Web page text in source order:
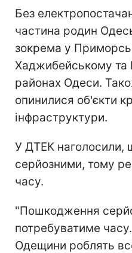
Без
частина родин
зокрема у
Хаджибейському та
районах Одеси.
опинилися об'єкти
інфраструктури.
У ДТЕК
серйозними, тому
часу.
"Пошкодження
потребуватиме часу.
Одещини роблять